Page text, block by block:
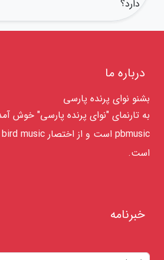
دارد؟
درباره ما
بشنو نوای پرنده پارسی
به تارنمای "نوای پرنده پارسی" خوش
است.
خبرنامه